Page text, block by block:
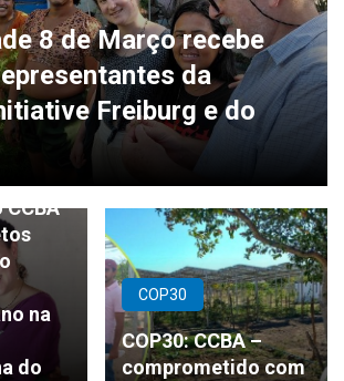
8 de Março recebe
da
Freiburg e do
da
na
do
COP30
COP30: CCBA –
comprometido com